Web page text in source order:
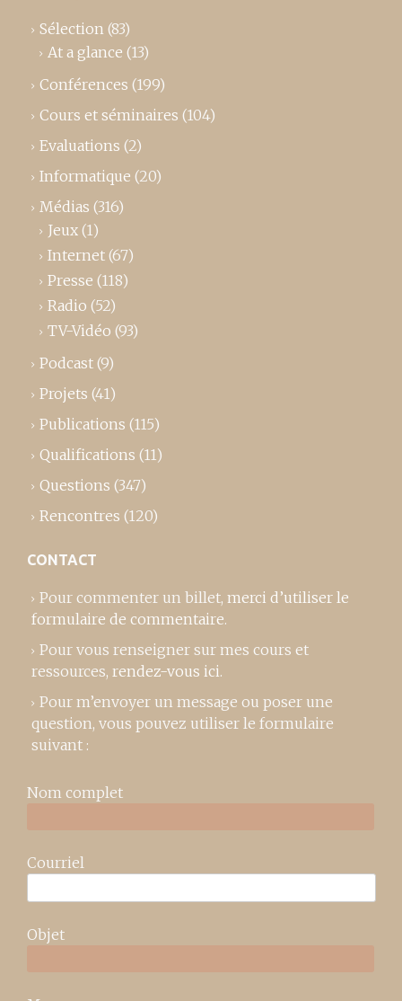
Sélection (83)
At a glance (13)
Conférences (199)
Cours et séminaires (104)
Evaluations (2)
Informatique (20)
Médias (316)
Jeux (1)
Internet (67)
Presse (118)
Radio (52)
TV-Vidéo (93)
Podcast (9)
Projets (41)
Publications (115)
Qualifications (11)
Questions (347)
Rencontres (120)
CONTACT
Pour commenter un billet, merci d’utiliser le
formulaire de commentaire.
Pour vous renseigner sur mes cours et
ressources, rendez-vous ici.
Pour m’envoyer un message ou poser une
question, vous pouvez utiliser le formulaire
suivant :
Nom complet
Courriel
Objet